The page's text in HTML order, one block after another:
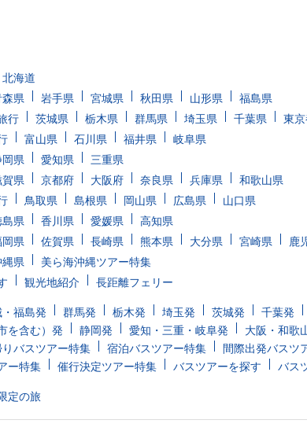
北海道
森県 岩手県 宮城県 秋田県 山形県
福島県
行
茨城県 栃木県 群馬県 埼玉県 千葉県 東
富山県 石川県 福井県
岐阜県
岡県 愛知県
三重県
賀県 京都府 大阪府 奈良県 兵庫県
和歌山県
鳥取県 島根県 岡山県 広島県
山口県
島県 香川県 愛媛県
高知県
岡県 佐賀県 長崎県 熊本県 大分県 宮崎県
鹿
縄県
美ら海沖縄ツアー特集
観光地紹介 長距離フェリー
福島発 群馬発 栃木発 埼玉発 茨城発 千葉発
を含む）発
静岡発 愛知・三重・岐阜発 大阪・和歌
りバスツアー特集 宿泊バスツアー特集 間際出発バスツ
ー特集
催行決定ツアー特集 バスツアーを探す バス
定の旅